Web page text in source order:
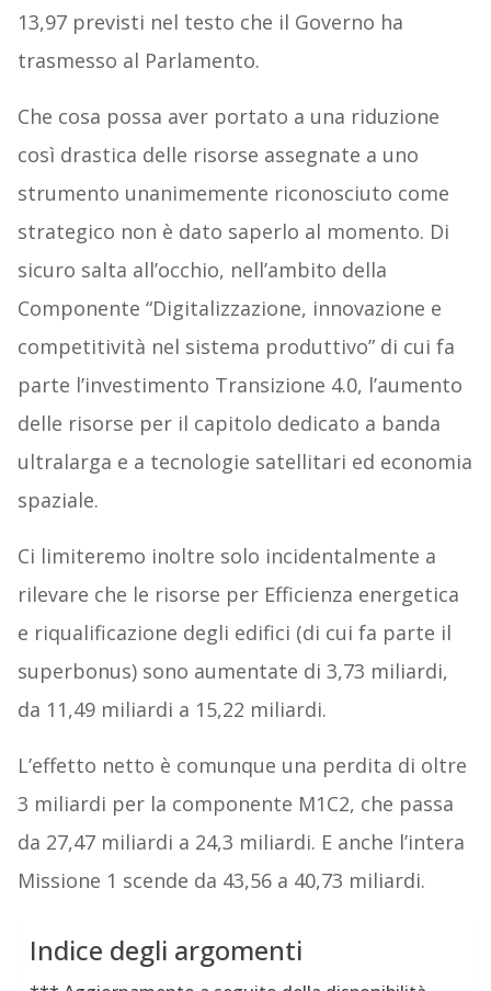
13,97 previsti nel testo che il Governo ha
trasmesso al Parlamento.
Che cosa possa aver portato a una riduzione
così drastica delle risorse assegnate a uno
strumento unanimemente riconosciuto come
strategico non è dato saperlo al momento. Di
sicuro salta all’occhio, nell’ambito della
Componente “Digitalizzazione, innovazione e
competitività nel sistema produttivo” di cui fa
parte l’investimento Transizione 4.0, l’aumento
delle risorse per il capitolo dedicato a banda
ultralarga e a tecnologie satellitari ed economia
spaziale.
Ci limiteremo inoltre solo incidentalmente a
rilevare che le risorse per Efficienza energetica
e riqualificazione degli edifici (di cui fa parte il
superbonus) sono aumentate di 3,73 miliardi,
da 11,49 miliardi a 15,22 miliardi.
L’effetto netto è comunque una perdita di oltre
3 miliardi per la componente M1C2, che passa
da 27,47 miliardi a 24,3 miliardi. E anche l’intera
Missione 1 scende da 43,56 a 40,73 miliardi.
Indice degli argomenti